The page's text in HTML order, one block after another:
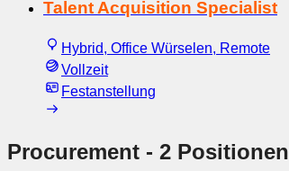
Talent Acquisition Specialist
Hybrid, Office Würselen, Remote
Vollzeit
Festanstellung
Procurement - 2 Positionen